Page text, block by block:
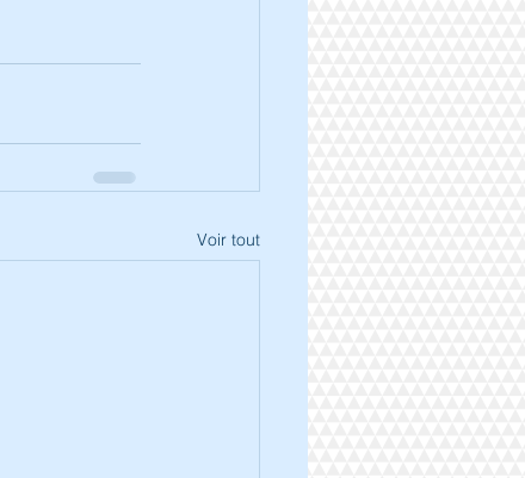
Voir tout